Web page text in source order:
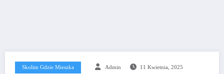
Skolim Gdzie Mieszka Admin 11 Kwietnia, 2025